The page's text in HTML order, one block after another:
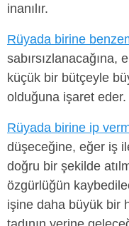
inanılır.
Rüyada birine
küçük bir bütçeyle
olduğuna işaret eder.
Rüyada birine ip
düşeceğine, eğer iş
doğru bir şekilde
özgürlüğün
işine daha büyük bir